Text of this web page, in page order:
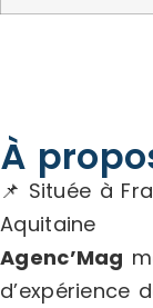
À
📌 Située à
Aquitaine
Agenc’Mag
d’expérience